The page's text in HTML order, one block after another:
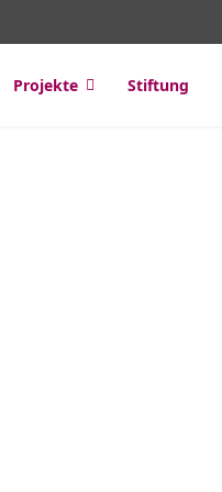
Projekte Stiftung